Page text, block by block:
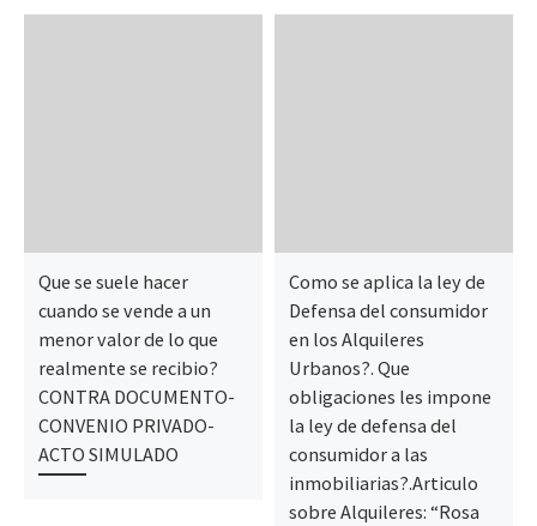
Que se suele hacer
cuando se vende a un
menor valor de lo que
realmente se recibio?
CONTRA DOCUMENTO-
CONVENIO PRIVADO-
ACTO SIMULADO
Como se aplica la ley de
Defensa del consumidor
en los Alquileres
Urbanos?. Que
obligaciones les impone
la ley de defensa del
consumidor a las
inmobiliarias?.Articulo
sobre Alquileres: “Rosa